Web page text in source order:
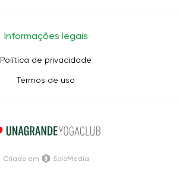
Informações legais
Política de privacidade
Termos de uso
Criado em SoloMedia